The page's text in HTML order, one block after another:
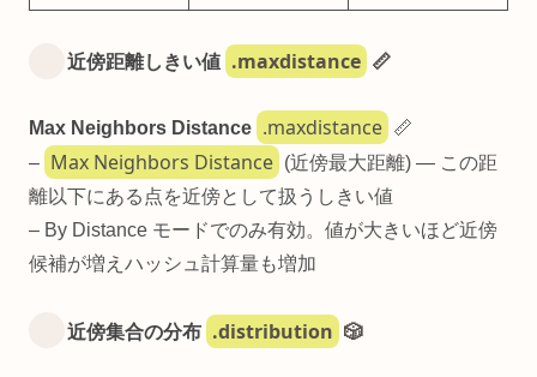
近傍距離しきい値 .maxdistance 📏
Max Neighbors Distance .maxdistance
📏
– Max Neighbors Distance
(近傍最大距離) — この距
離以下にある点を近傍として扱うしきい値
– By Distance モードでのみ有効。値が大きいほど近傍
候補が増えハッシュ計算量も増加
近傍集合の分布 .distribution 🎲